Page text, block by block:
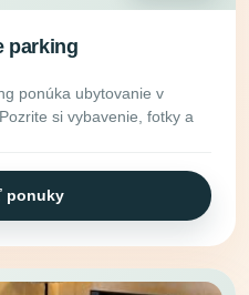
parking
ponúka ubytovanie v
si vybavenie, fotky a
ponuky